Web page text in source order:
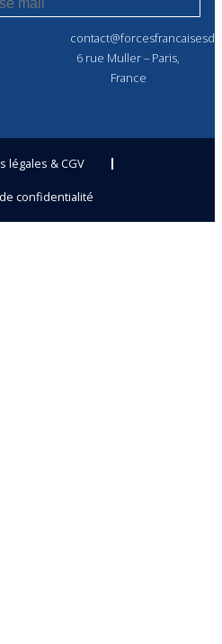
6 rue Muller – Paris,
France
légales & CGV
confidentialité